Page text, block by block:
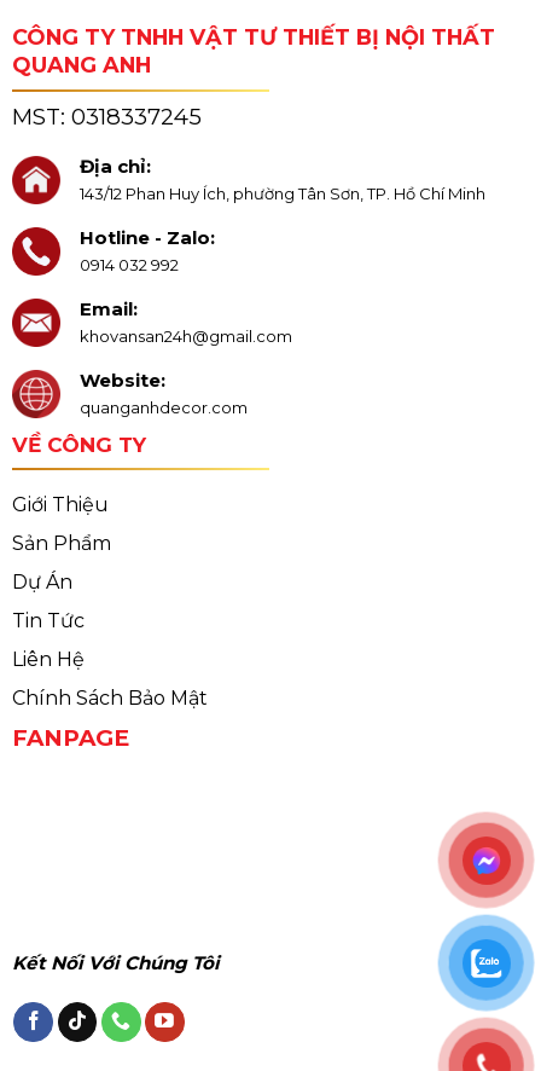
CÔNG TY TNHH VẬT TƯ THIẾT BỊ NỘI THẤT
QUANG ANH
MST: 0318337245
Địa chỉ:
143/12 Phan Huy Ích, phường Tân Sơn, TP. Hồ Chí Minh
Hotline - Zalo:
0914 032 992
Email:
khovansan24h@gmail.com
Website:
quanganhdecor.com
VỀ CÔNG TY
Giới Thiệu
Sản Phẩm
Dự Án
Tin Tức
Liên Hệ
Chính Sách Bảo Mật
FANPAGE
Kết Nối Với Chúng Tôi